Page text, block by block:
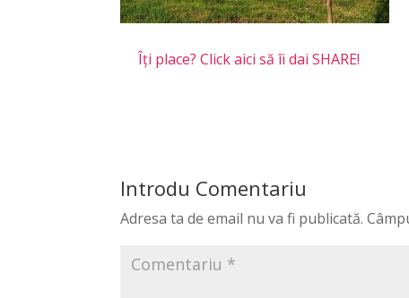
Îți place? Click aici să îi dai SHARE!
Introdu Comentariu
Adresa ta de email nu va fi publicată.